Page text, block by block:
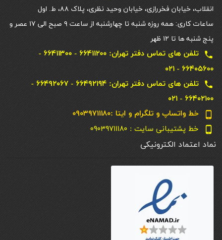
انقلاب، خیابان فخررازی، خیابان وحید نظری، پلاک ۸۸، ط. اول
ساعات کاری: همه روزه شنبه تا چهارشنبه از ساعت ۹ صبح الی ۱۷ عصر و
پنج شنبه ها تا ۱۲ ظهر
local_phone
تلفن های تماس دفتر تهران: ۶۶۴۱۱۲۰۰ - ۶۶۴۱۱۳۰۰ -
۶۶۴۰۵۶۰۰ - ۰۲۱
local_phone
تلفن های تماس دفتر تهران: ۶۶۴۹۲۱۹۴ - ۶۶۴۹۲۰۶۷ -
۶۶۴۰۲۱۰۰ - ۰۲۱
phone_android خط واتساپ و تلگرام و ایتا :۰۹۰۳۹۷۱۱۱۸۰
phone_android خط پشتیبانی سایت : ۰۹۰۳۹۷۱۱۱۸۰
نماد اعتماد الکترونیکی